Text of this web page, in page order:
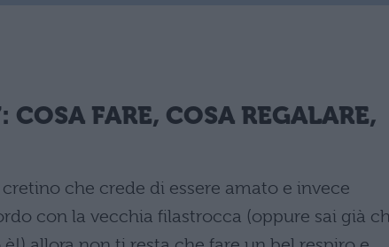
FARE, COSA REGALARE,
che crede di essere amato e invece
con la vecchia filastrocca (oppure sai già